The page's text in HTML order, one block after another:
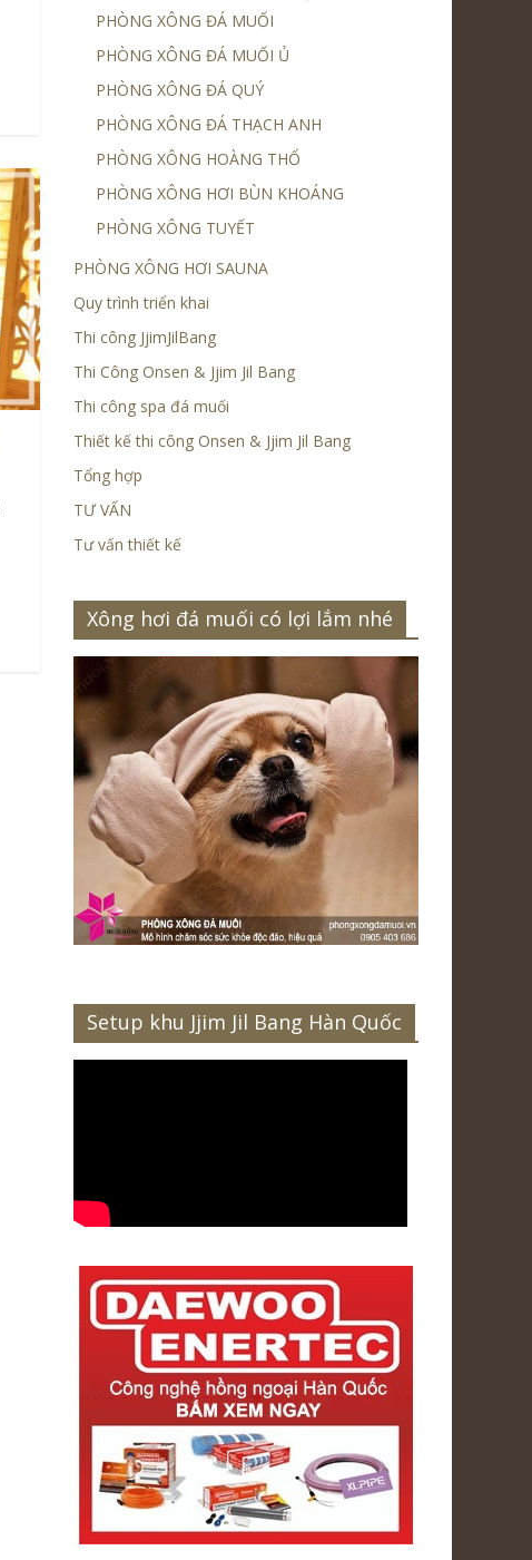
PHÒNG XÔNG ĐÁ MUỐI
PHÒNG XÔNG ĐÁ MUỐI Ủ
PHÒNG XÔNG ĐÁ QUÝ
PHÒNG XÔNG ĐÁ THẠCH ANH
PHÒNG XÔNG HOÀNG THỔ
PHÒNG XÔNG HƠI BÙN KHOÁNG
PHÒNG XÔNG TUYẾT
PHÒNG XÔNG HƠI SAUNA
Quy trình triển khai
Thi công JjimJilBang
Thi Công Onsen & Jjim Jil Bang
Thi công spa đá muối
Thiết kế thi công Onsen & Jjim Jil Bang
Tổng hợp
TƯ VẤN
Tư vấn thiết kế
Xông hơi đá muối có lợi lắm nhé
Setup khu Jjim Jil Bang Hàn Quốc